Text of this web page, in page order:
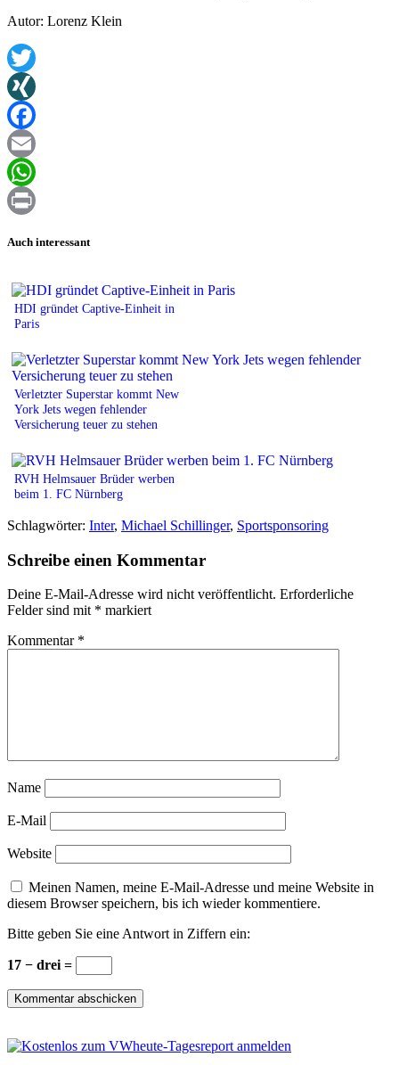
Autor: Lorenz Klein
Twitter
XING
Facebook
Email
WhatsApp
Auch interessant
HDI gründet Captive-Einheit in
Paris
Verletzter Superstar kommt New
York Jets wegen fehlender
Versicherung teuer zu stehen
RVH Helmsauer Brüder werben
beim 1. FC Nürnberg
Schlagwörter: Inter, Michael Schillinger, Sportsponsoring
Schreibe einen Kommentar
Deine E-Mail-Adresse wird nicht veröffentlicht. Erforderliche
Felder sind mit * markiert
Kommentar *
Name
E-Mail
Website
Meinen Namen, meine E-Mail-Adresse und meine Website in
diesem Browser speichern, bis ich wieder kommentiere.
Bitte geben Sie eine Antwort in Ziffern ein:
17 − drei =